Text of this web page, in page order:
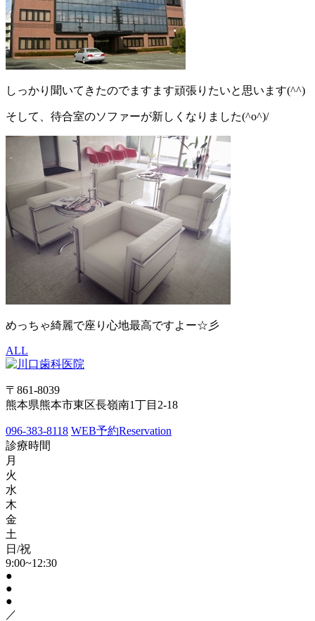
しっかり聞いてきたのでますます頑張りたいと思います(^^)
そして、待合室のソファーが新しくなりました(^o^)/
めっちゃ綺麗で座り心地最高ですよー☆彡
ALL
〒861-8039
熊本県熊本市東区長嶺南1丁目2-18
096-383-8118 WEB予約Reservation
診療時間
月
火
水
木
金
土
日/祝
9:00~12:30
●
●
●
／